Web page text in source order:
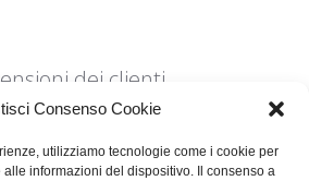
Consenso Cookie
utilizziamo tecnologie come i cookie per
informazioni del dispositivo. Il consenso a
dei clienti